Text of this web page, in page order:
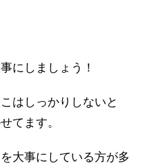
にしましょう！
はしっかりしないと
てます。
大事にしている方が多